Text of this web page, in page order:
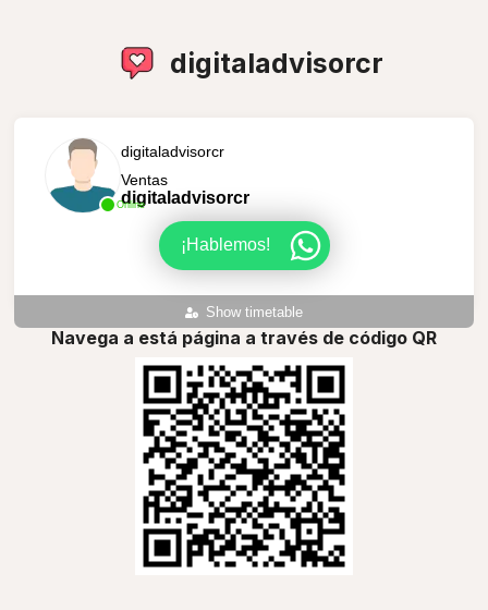
digitaladvisorcr
Online
digitaladvisorcr
Ventas
digitaladvisorcr
¡Hablemos!
Show timetable
Navega a está página a través de código QR